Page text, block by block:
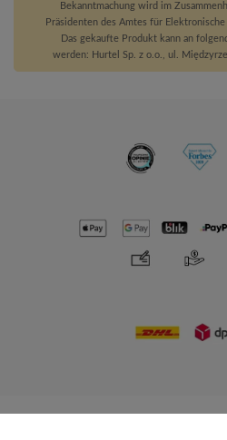
Bekanntmachung wird im
Präsidenten des Amtes für
Das gekaufte Produkt kann an
werden: Hurtel Sp. z o.o., ul.